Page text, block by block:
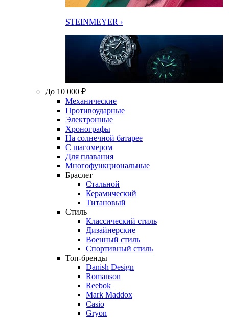
STEINMEYER ›
До 10 000 ₽
Механические
Противоударные
Электронные
Хронографы
На солнечной батарее
С шагомером
Для плавания
Многофункциональные
Браслет
Стальной
Керамический
Титановый
Стиль
Классический стиль
Дизайнерские
Военный стиль
Спортивный стиль
Топ-бренды
Danish Design
Romanson
Reebok
Mark Maddox
Casio
Gryon